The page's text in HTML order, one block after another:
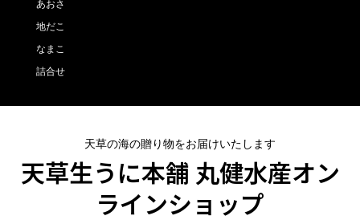
あおさ
地だこ
なまこ
詰合せ
天草の海の贈り物をお届けいたします
天草生うに本舗 丸健水産オン
ラインショップ